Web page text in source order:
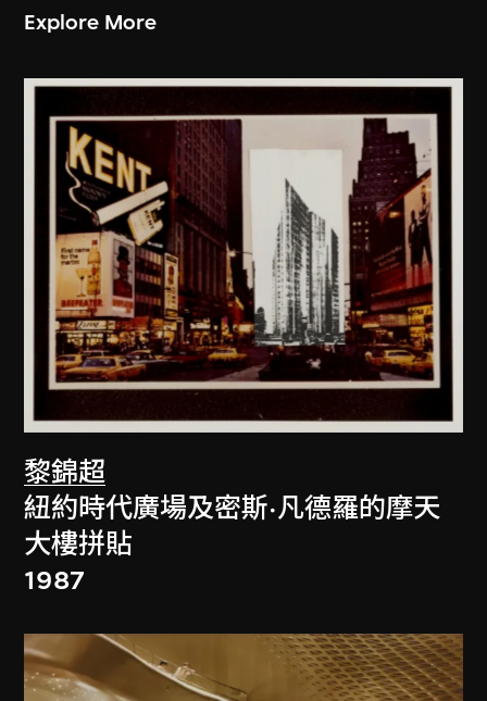
Explore More
黎錦超
紐約時代廣場及密斯·凡德羅的摩天
大樓拼貼
1987